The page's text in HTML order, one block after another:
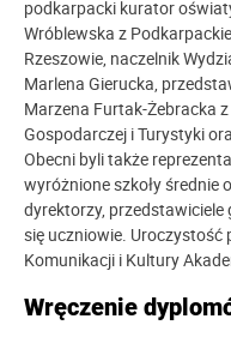
podkarpacki kurator
Wróblewska z
Rzeszowie, naczelnik
Marlena Gierucka,
Marzena Furtak-Żebracka
Gospodarczej i Turystyki
Obecni byli także
wyróżnione szkoły średnie
dyrektorzy,
się uczniowie. Uroczystość
Komunikacji i Kultury
Wręczenie